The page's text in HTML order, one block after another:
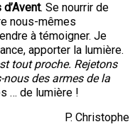
. Se nourrir de
nous-mêmes
à témoigner. Je
apporter la lumière.
tout proche. Rejetons
des armes de la
… de lumière !
P. Christophe